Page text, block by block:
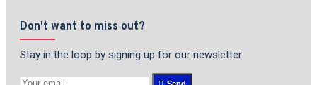
Don't want to miss out?
Stay in the loop by signing up for our newsletter